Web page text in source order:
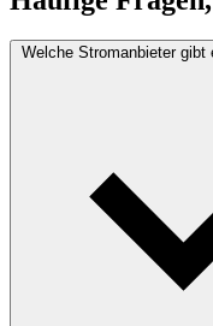
Welche Stromanbieter gibt